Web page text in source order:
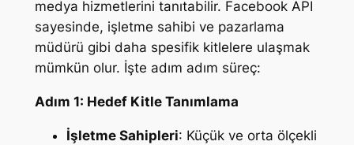
medya hizmetlerini tanıtabilir. Facebook API
sayesinde, işletme sahibi ve pazarlama
müdürü gibi daha spesifik kitlelere ulaşmak
mümkün olur. İşte adım adım süreç:
Adım 1: Hedef Kitle Tanımlama
İşletme Sahipleri: Küçük ve orta ölçekli